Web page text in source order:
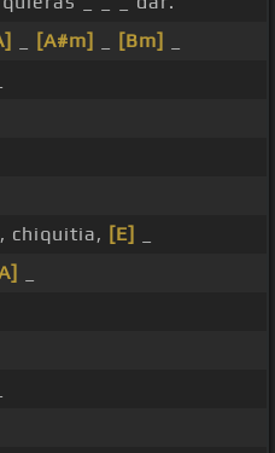
[A#m] [Bm]
chiquitia, [E]